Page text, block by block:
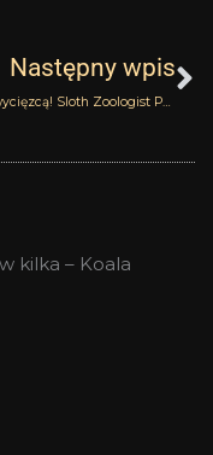
Następny wpis
Jesteś zwycięzcą! Sloth Zoologist Perfumes
kilka – Koala